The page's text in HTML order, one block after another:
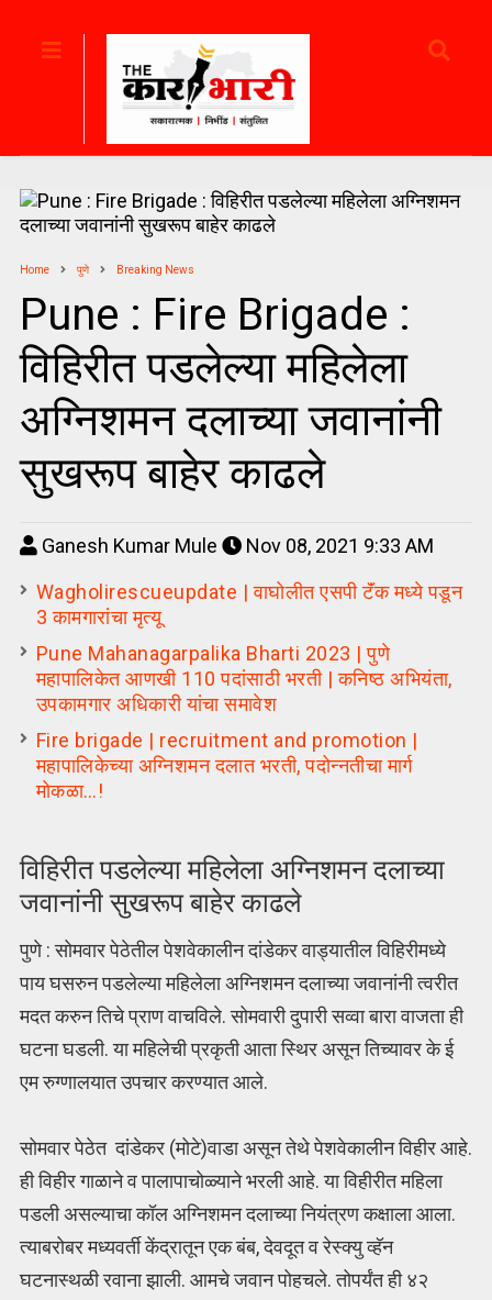
Home पुणे Breaking News
Pune : Fire Brigade :
विहिरीत पडलेल्या महिलेला
अग्निशमन दलाच्या जवानांनी
सुखरूप बाहेर काढले
Ganesh Kumar Mule
Nov 08, 2021 9:33 AM
Wagholirescueupdate | वाघोलीत एसपी टॅंक मध्ये पडून
3 कामगारांचा मृत्यू
Pune Mahanagarpalika Bharti 2023 | पुणे
महापालिकेत आणखी 110 पदांसाठी भरती | कनिष्ठ अभियंता,
उपकामगार अधिकारी यांचा समावेश
Fire brigade | recruitment and promotion |
महापालिकेच्या अग्निशमन दलात भरती, पदोन्नतीचा मार्ग
मोकळा…!
विहिरीत पडलेल्या महिलेला अग्निशमन दलाच्या
जवानांनी सुखरूप बाहेर काढले
पुणे : सोमवार पेठेतील पेशवेकालीन दांडेकर वाड्यातील विहिरीमध्ये
पाय घसरुन पडलेल्या महिलेला अग्निशमन दलाच्या जवानांनी त्वरीत
मदत करुन तिचे प्राण वाचविले. सोमवारी दुपारी सव्वा बारा वाजता ही
घटना घडली. या महिलेची प्रकृती आता स्थिर असून तिच्यावर के ई
एम रुग्णालयात उपचार करण्यात आले.
सोमवार पेठेत दांडेकर (मोटे)वाडा असून तेथे पेशवेकालीन विहीर आहे.
ही विहीर गाळाने व पालापाचोळ्याने भरली आहे. या विहीरीत महिला
पडली असल्याचा कॉल अग्निशमन दलाच्या नियंत्रण कक्षाला आला.
त्याबरोबर मध्यवर्ती केंद्रातून एक बंब, देवदूत व रेस्क्यु व्हॅन
घटनास्थळी रवाना झाली. आमचे जवान पोहचले. तोपर्यंत ही ४२